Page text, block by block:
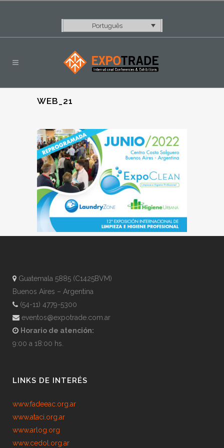
Português
WEB_21
Guatemala 5885 (C1425BVM)
Buenos Aires – Argentina
(54-11) 4779-5300
eventos@expotrade.com.ar
Horario de atención:
9:00 a 18:00 hs.
LINKS DE INTERÉS
www.fadeeac.org.ar
www.ataci.org.ar
www.arlog.org
www.cedol.org.ar